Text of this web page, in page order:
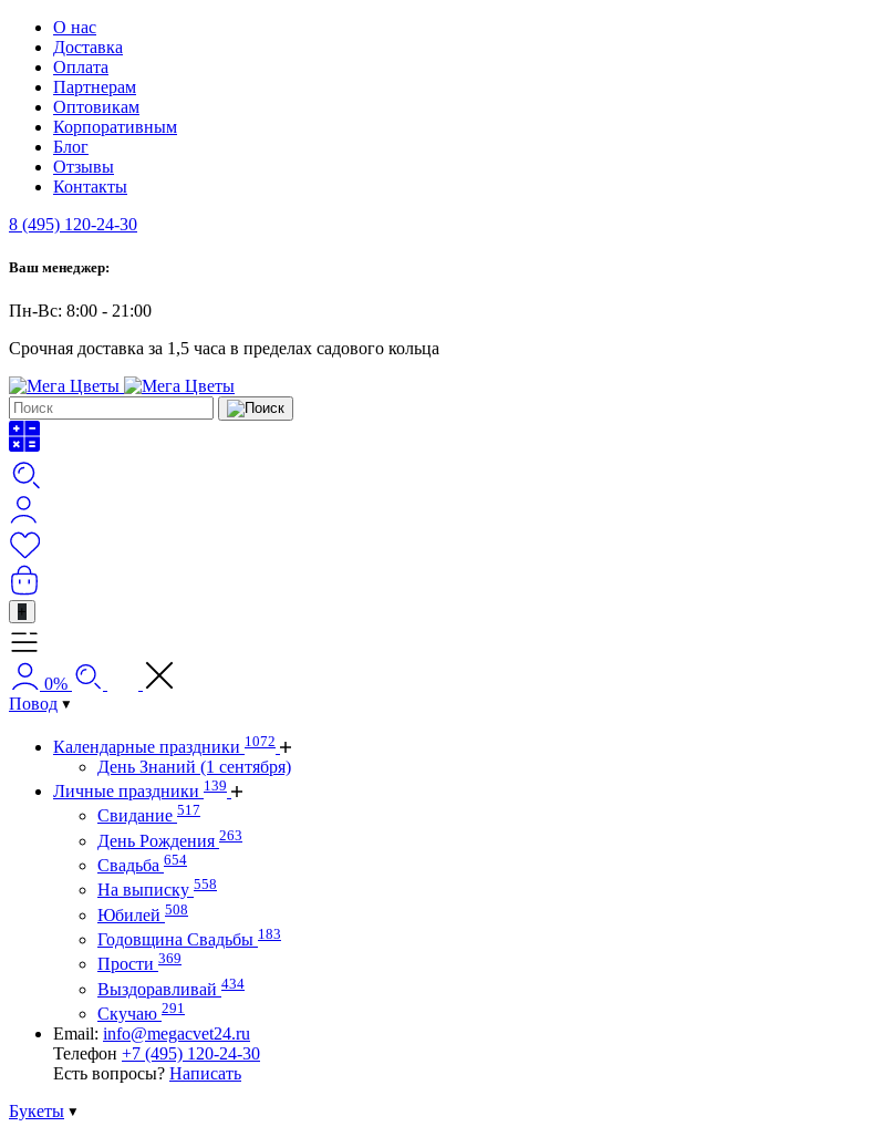
О нас
Доставка
Оплата
Партнерам
Оптовикам
Корпоративным
Блог
Отзывы
Контакты
8 (495) 120-24-30
Ваш менеджер:
Пн-Вс: 8:00 - 21:00
Срочная доставка за 1,5 часа в пределах садового кольца
+
0%
Повод
Календарные праздники 1072
День Знаний (1 сентября)
Личные праздники 139
Свидание 517
День Рождения 263
Свадьба 654
На выписку 558
Юбилей 508
Годовщина Свадьбы 183
Прости 369
Выздоравливай 434
Скучаю 291
Email: info@megacvet24.ru
Телефон +7 (495) 120-24-30
Есть вопросы? Написать
Букеты